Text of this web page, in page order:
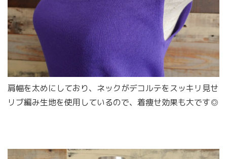
肩幅を太めにしており、ネックがデコルテをスッキリ見せ
リブ編み生地を使用しているので、着痩せ効果も大です◎